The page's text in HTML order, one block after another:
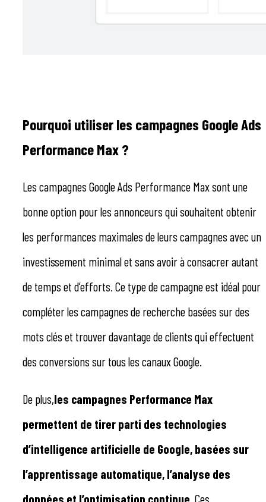
Pourquoi utiliser les campagnes Google Ads
Performance Max ?
Les campagnes Google Ads Performance Max sont une
bonne option pour les annonceurs qui souhaitent obtenir
les performances maximales de leurs campagnes avec un
investissement minimal et sans avoir à consacrer autant
de temps et d’efforts. Ce type de campagne est idéal pour
compléter les campagnes de recherche basées sur des
mots clés et trouver davantage de clients qui effectuent
des conversions sur tous les canaux Google.
De plus,les campagnes Performance Max
permettent de tirer parti des technologies
d’intelligence artificielle de Google, basées sur
l’apprentissage automatique, l’analyse des
données et l’optimisation continue . Ces